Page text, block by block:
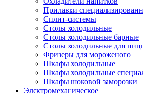
Прилавки
Сплит-системы
Столы холодильные
Столы холодильные барные
Столы холодильные для
Фризеры для мороженого
Шкафы холодильные
Шкафы холодильные
Шкафы шоковой заморозки
Электромеханическое